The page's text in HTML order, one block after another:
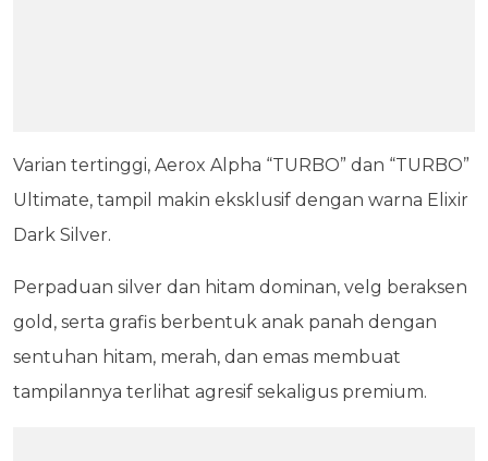
Varian tertinggi, Aerox Alpha “TURBO” dan “TURBO”
Ultimate, tampil makin eksklusif dengan warna Elixir
Dark Silver.
Perpaduan silver dan hitam dominan, velg beraksen
gold, serta grafis berbentuk anak panah dengan
sentuhan hitam, merah, dan emas membuat
tampilannya terlihat agresif sekaligus premium.